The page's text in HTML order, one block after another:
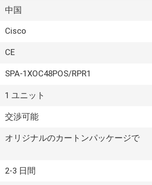
中国
Cisco
CE
SPA-1XOC48POS/RPR1
1 ユニット
交渉可能
オリジナルのカートンパッケージで
2-3 日間